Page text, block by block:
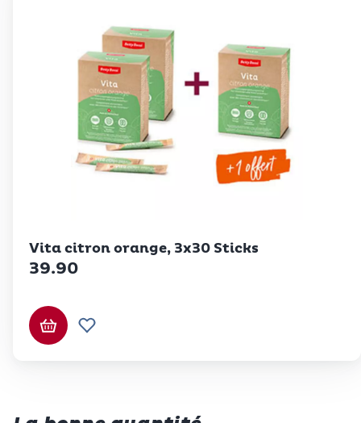
Vita citron orange, 3x30 Sticks
39.90
Ajouter au panier
Ajouter à la liste de souhaits.